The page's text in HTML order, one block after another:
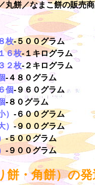
餅／なまこ餅の販売商
枚-５００グラム
６枚-１キログラム
２枚-２キログラム
-４８０グラム
個-９６０グラム
-８０グラム
） -６００グラム
） -９００グラム
-５００グラム
-９００グラム
餅・角餅）の